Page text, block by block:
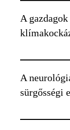
A
válnak
A
sürgősségi